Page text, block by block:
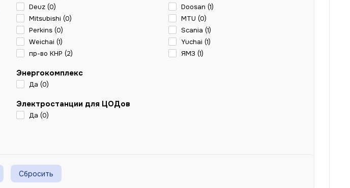
Deuz (0) Doosan (1)
Mitsubishi (0) MTU (0)
Perkins (0) Scania (1)
Weichai (1) Yuchai (1)
пр-во КНР (2) ЯМЗ (1)
Энергокомплекс
Да (0)
Электростанции для ЦОДов
Да (0)
Сбросить